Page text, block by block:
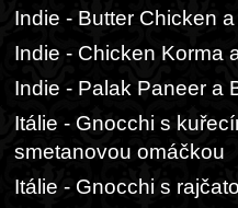
Indie - Butter Chicken
Indie - Chicken Korma
Indie - Palak Paneer a
Itálie - Gnocchi s
smetanovou omáčkou
Itálie - Gnocchi s